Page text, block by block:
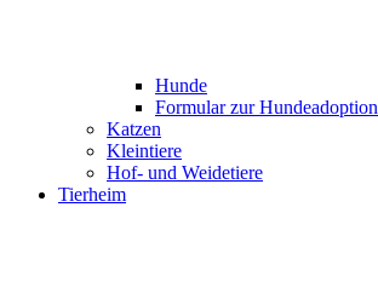
Hunde
Formular zur Hundeadoption
Katzen
Kleintiere
Hof- und Weidetiere
Tierheim